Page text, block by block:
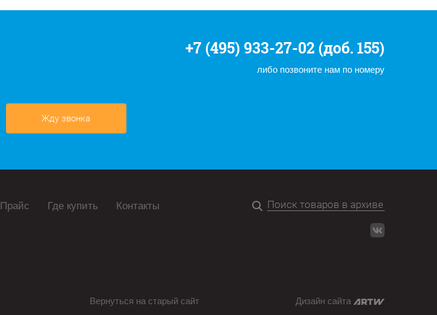
+7 (495) 933-27-02 (доб. 155)
либо позвоните нам по номеру
Жду звонка
Прайс Где купить Контакты
Вернуться на старый сайт Дизайн сайта